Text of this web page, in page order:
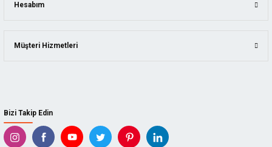
Bizi Takip Edin
Hesabım
Müşteri Hizmetleri